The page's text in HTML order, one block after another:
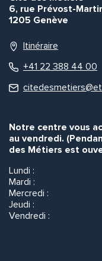
6, rue Prévost-
1205 Genève
Itinéraire
+41 22 388 44 00
Notre centre vous
au vendredi.
des Métiers est
Lundi :
Mardi :
Mercredi :
Jeudi :
Vendredi :